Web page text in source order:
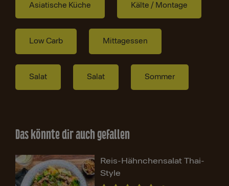
Asiatische Küche Kälte / Montage
Low Carb Mittagessen
Salat Salat Sommer
Das könnte dir auch gefallen
Reis-Hähnchensalat Thai-
Style